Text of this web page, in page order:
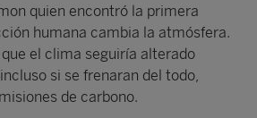
quien encontró la primera
humana cambia la atmósfera.
el clima seguiría alterado
si se frenaran del todo,
de carbono.